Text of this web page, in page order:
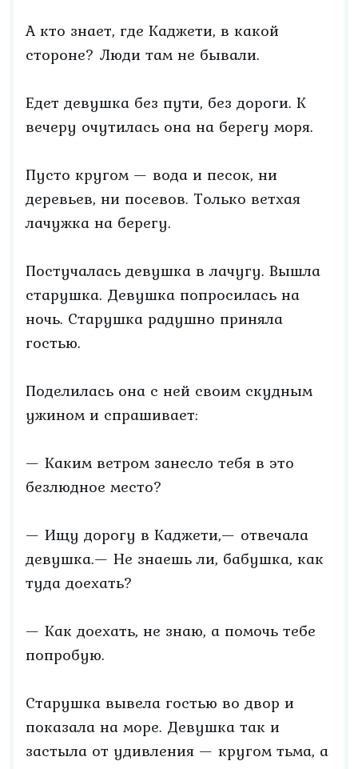
А кто знает, где Каджети, в какой
стороне? Люди там не бывали.
Едет девушка без пути, без дороги. К
вечеру очутилась она на берегу моря.
Пусто кругом — вода и песок, ни
деревьев, ни посевов. Только ветхая
лачужка на берегу.
Постучалась девушка в лачугу. Вышла
старушка. Девушка попросилась на
ночь. Старушка радушно приняла
гостью.
Поделилась она с ней своим скудным
ужином и спрашивает:
— Каким ветром занесло тебя в это
безлюдное место?
— Ищу дорогу в Каджети,— отвечала
девушка.— Не знаешь ли, бабушка, как
туда доехать?
— Как доехать, не знаю, а помочь тебе
попробую.
Старушка вывела гостью во двор и
показала на море. Девушка так и
застыла от удивления — кругом тьма, а